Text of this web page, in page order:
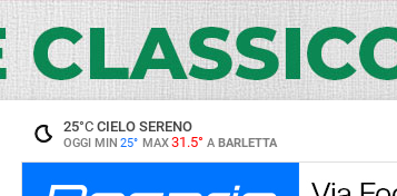
25°CCIELO SERENO
OGGI MIN 25° MAX31.5° A BARLETTA